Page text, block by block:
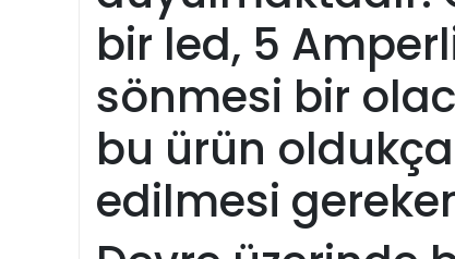
bir led, 5
sönmesi bir
bu ürün oldukça
edilmesi